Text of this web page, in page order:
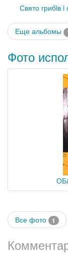
Свято грибiв
Еще альбомы
Фото
Все фото 1